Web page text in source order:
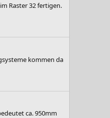
Raster 32 fertigen.
kommen da
ca. 950mm